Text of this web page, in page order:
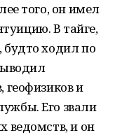
того, он имел
В тайге,
будто ходил по
геофизиков и
Его звали
ведомств, и он